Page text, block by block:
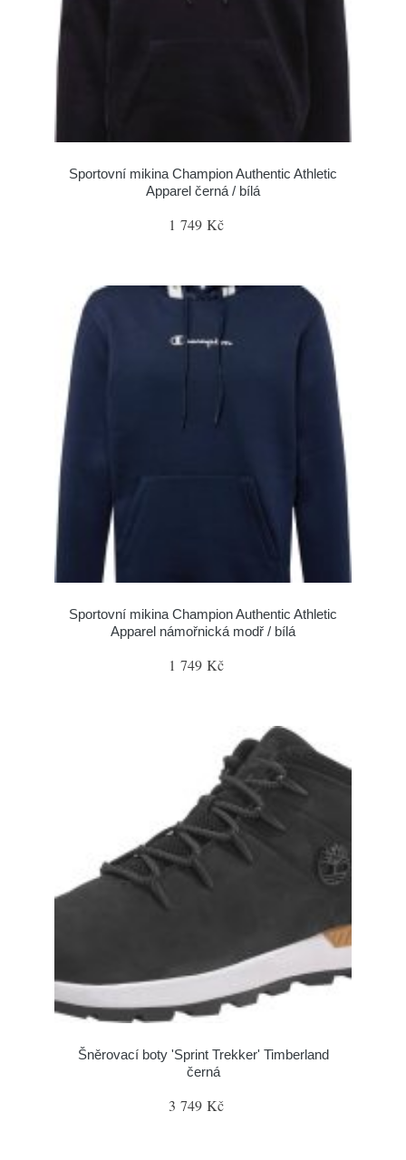
Sportovní mikina Champion Authentic Athletic
Apparel černá / bílá
1 749 Kč
Sportovní mikina Champion Authentic Athletic
Apparel námořnická modř / bílá
1 749 Kč
Šněrovací boty 'Sprint Trekker' Timberland
černá
3 749 Kč